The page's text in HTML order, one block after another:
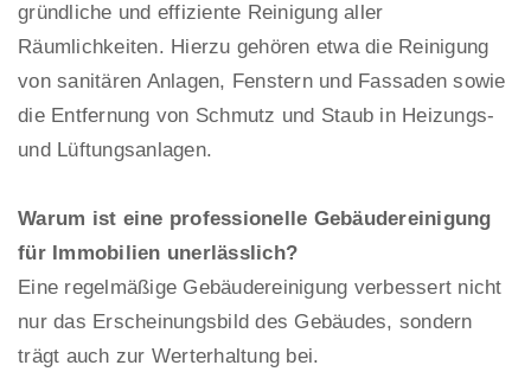
gründliche und effiziente Reinigung aller
Räumlichkeiten. Hierzu gehören etwa die Reinigung
von sanitären Anlagen, Fenstern und Fassaden sowie
die Entfernung von Schmutz und Staub in Heizungs-
und Lüftungsanlagen.
Warum ist eine professionelle Gebäudereinigung
für Immobilien unerlässlich?
Eine regelmäßige Gebäudereinigung verbessert nicht
nur das Erscheinungsbild des Gebäudes, sondern
trägt auch zur Werterhaltung bei.